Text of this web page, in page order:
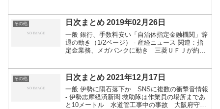
その他 日次まとめ 2019年02月26日
一般 銀行、手数料安い「自治体指定金融機関」辞
退の動き（1/2ページ） - 産経ニュース 関連：指
定金業務、メガバンクに動き 三菱ＵＦＪが約１
その他 日次まとめ 2021年12月17日
一般 伊勢に隕石落下か SNSに複数の衝撃音情報
- 伊勢志摩経済新聞 救助隊は作業員の場所まであ
と10メートル 水道管工事中の事故 大阪府守口